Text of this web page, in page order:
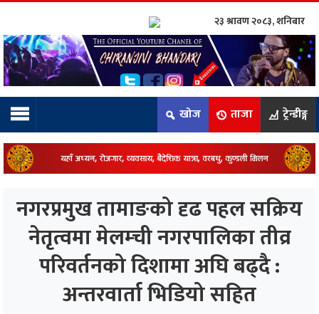
टिम:
२३ श्रावण २०८३, शनिबार
खोज ताजा ट्रेन्डीङ्ग
नगरप्रमुख तामाङको दृढ पहल सक्रिय
नेतृत्वमा मेलम्ची नगरपालिका तीव्र
परिवर्तनको दिशामा अघि बढ्दै :
अन्तरवार्ता भिडियो सहित